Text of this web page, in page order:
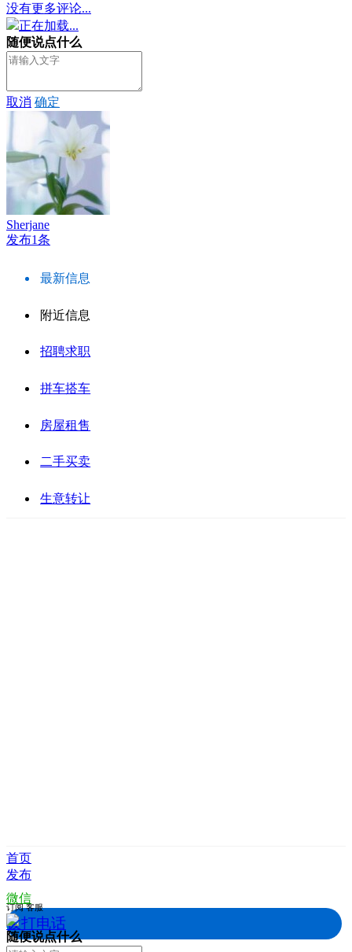
没有更多评论...
正在加载...
随便说点什么
取消 确定
Sherjane
发布1条
最新信息
附近信息
招聘求职
拼车搭车
房屋租售
二手买卖
生意转让
首页
发布
微信
拨打电话
订阅 客服
随便说点什么